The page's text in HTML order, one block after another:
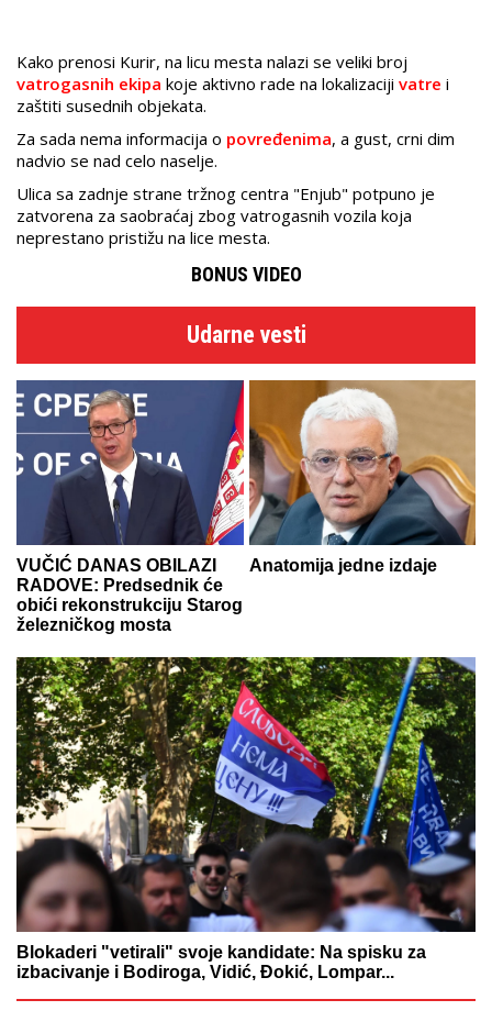
Kako prenosi Kurir, na licu mesta nalazi se veliki broj
vatrogasnih ekipa koje aktivno rade na lokalizaciji vatre i
zaštiti susednih objekata.
Za sada nema informacija o povređenima, a gust, crni dim
nadvio se nad celo naselje.
Ulica sa zadnje strane tržnog centra "Enjub" potpuno je
zatvorena za saobraćaj zbog vatrogasnih vozila koja
neprestano pristižu na lice mesta.
BONUS VIDEO
Udarne vesti
VUČIĆ DANAS OBILAZI
RADOVE: Predsednik će
obići rekonstrukciju Starog
železničkog mosta
Anatomija jedne izdaje
Blokaderi "vetirali" svoje kandidate: Na spisku za
izbacivanje i Bodiroga, Vidić, Đokić, Lompar...